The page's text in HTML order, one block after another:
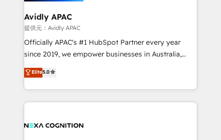
we’ll assemble a RevOps machine that drives more
traffic, generates better leads and crushes your
revenue goals. We've worked with thousands of
HubSpot customers and we'd love to work with you
too! Clients come to us for: Advanced CRM solutions
HubSpot Data System Migrations between systems
to HubSpot New lead generation strategies Time-
Avidly APAC
提供元：Avidly APAC
Officially APAC's #1 HubSpot Partner every year
since 2019, we empower businesses in Australia,
New Zealand, and globally to realise their full
potential through enterprise HubSpot CRM
implementation. And we deliver best practice across
the whole HubSpot platform, covering marketing,
all businesses, from start-up to Enterprise, and have
Elite5.0